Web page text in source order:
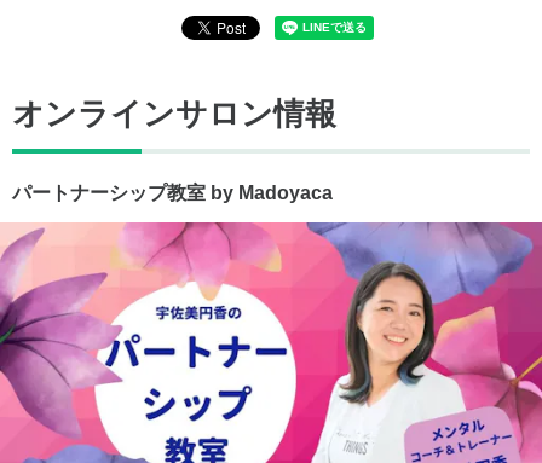
オンラインサロン情報
パートナーシップ教室 by Madoyaca